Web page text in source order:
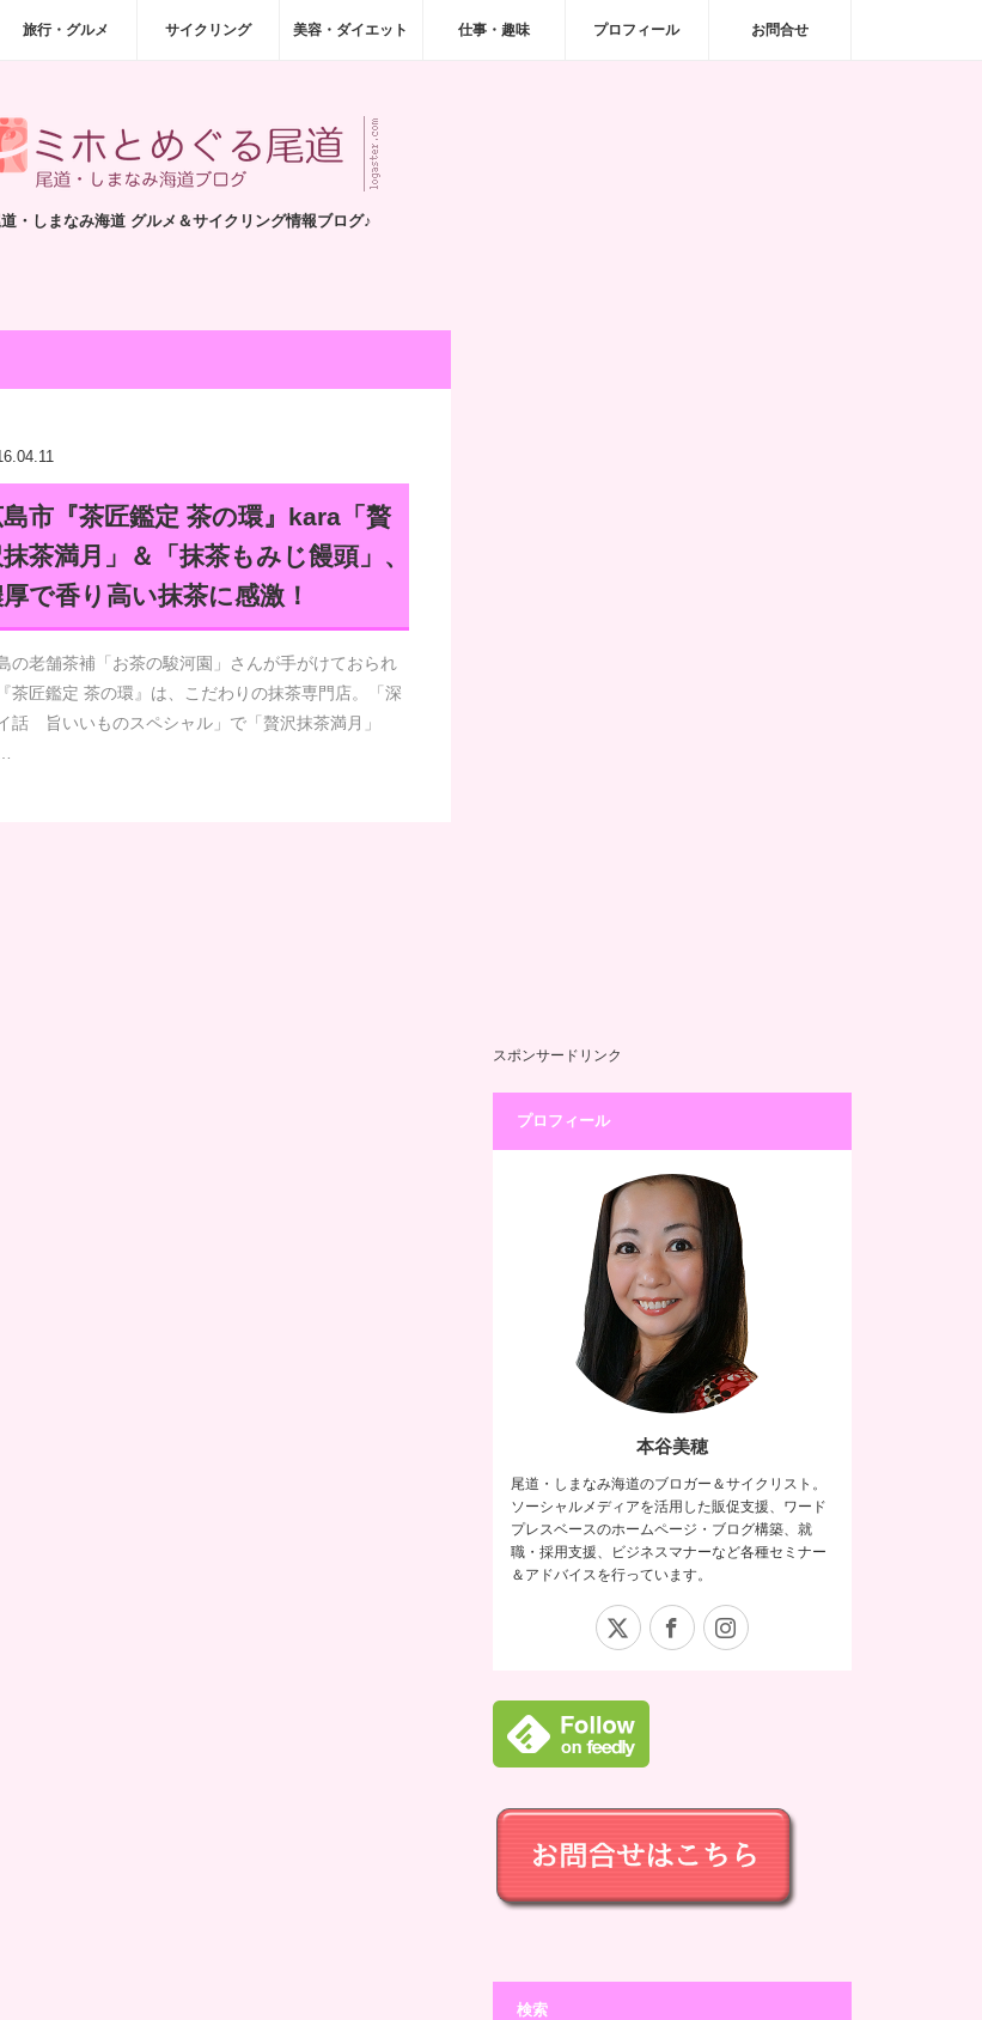
旅行・グルメ サイクリング 美容・ダイエット 仕事・趣味 プロフィール お問合せ
・しまなみ海道 グルメ＆サイクリング情報ブログ♪
島市『茶匠鑑定 茶の環』kara「贅
茶満月」＆「抹茶もみじ饅頭」、
で香り高い抹茶に感激！
の老舗茶補「お茶の駿河園」さんが手がけておられ
茶匠鑑定 茶の環』は、こだわりの抹茶専門店。「深
話 旨いいものスペシャル」で「贅沢抹茶満月」
スポンサードリンク
プロフィール
本谷美穂
尾道・しまなみ海道のブロガー＆サイクリスト。
ソーシャルメディアを活用した販促支援、ワード
プレスベースのホームページ・ブログ構築、就
職・採用支援、ビジネスマナーなど各種セミナー
＆アドバイスを行っています。
Facebook
検索